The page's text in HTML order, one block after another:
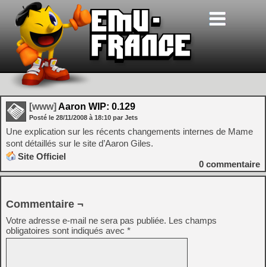
[www] Aaron WIP: 0.129
Posté le 28/11/2008 à 18:10 par Jets
Une explication sur les récents changements internes de Mame
sont détaillés sur le site d’Aaron Giles.
Site Officiel
0 commentaire
Commentaire ¬
Votre adresse e-mail ne sera pas publiée. Les champs
obligatoires sont indiqués avec *